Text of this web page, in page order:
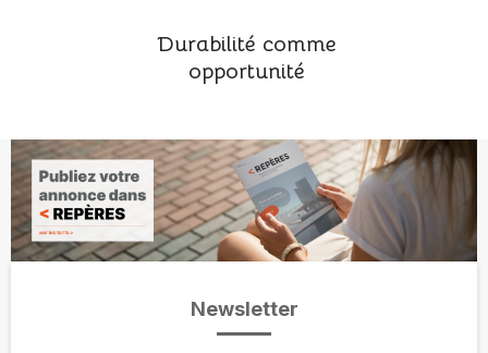
Durabilité comme
opportunité
Newsletter